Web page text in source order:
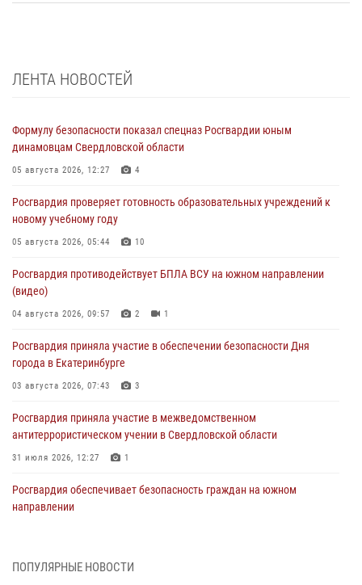
ЛЕНТА НОВОСТЕЙ
Формулу безопасности показал спецназ Росгвардии юным
динамовцам Свердловской области
05 августа 2026, 12:27 4
Росгвардия проверяет готовность образовательных учреждений к
новому учебному году
05 августа 2026, 05:44 10
Росгвардия противодействует БПЛА ВСУ на южном направлении
(видео)
04 августа 2026, 09:57 2 1
Росгвардия приняла участие в обеспечении безопасности Дня
города в Екатеринбурге
03 августа 2026, 07:43 3
Росгвардия приняла участие в межведомственном
антитеррористическом учении в Свердловской области
31 июля 2026, 12:27 1
Росгвардия обеспечивает безопасность граждан на южном
направлении
Представитель Управления Росгвардии по Свердловской области
ПОПУЛЯРНЫЕ НОВОСТИ